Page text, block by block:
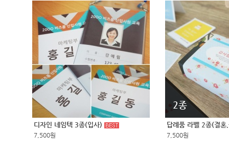
디자인 네임텍 3종(입사)
7,500원
2종
답례품 라벨 2종(결
7,500원